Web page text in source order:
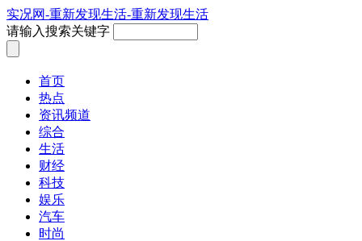
实况网-重新发现生活-重新发现生活
请输入搜索关键字
首页
热点
资讯频道
综合
生活
财经
科技
娱乐
汽车
时尚